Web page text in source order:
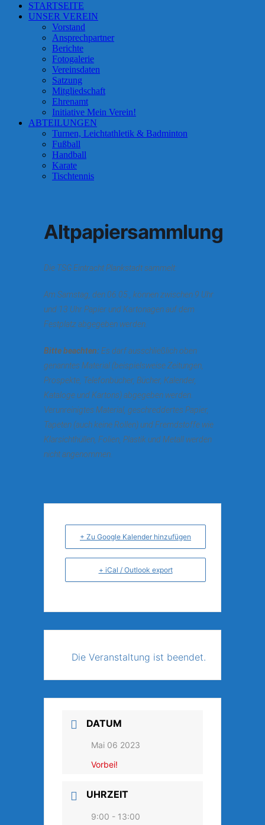
STARTSEITE
UNSER VEREIN
Vorstand
Ansprechpartner
Berichte
Fotogalerie
Vereinsdaten
Satzung
Mitgliedschaft
Ehrenamt
Initiative Mein Verein!
ABTEILUNGEN
Turnen, Leichtathletik & Badminton
Fußball
Handball
Karate
Tischtennis
Altpapiersammlung
Die TSG Eintracht Plankstadt sammelt:
Am Samstag, den 06.05., können zwischen 9 Uhr
und 13 Uhr Papier und Kartonagen auf dem
Festplatz abgegeben werden.
Bitte beachten:Es darf ausschließlich oben
genanntes Material (beispielsweise Zeitungen,
Prospekte, Telefonbücher, Bücher, Kalender,
Kataloge und Kartons) abgegeben werden.
Verunreinigtes Material, geschreddertes Papier,
Tapeten (auch keine Rollen) und Fremdstoffe wie
Klarsichthüllen, Folien, Plastik und Metall werden
nicht angenommen.
+ Zu Google Kalender hinzufügen
+ iCal / Outlook export
Die Veranstaltung ist beendet.
DATUM
Mai 06 2023
Vorbei!
UHRZEIT
9:00 - 13:00